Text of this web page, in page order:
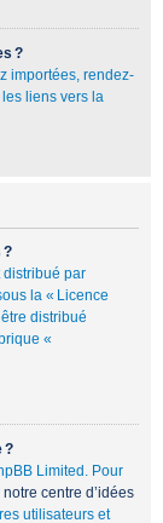
?
importées, rendez-
liens vers la
?
distribué par
la « Licence
distribué
«
?
Limited. Pour
notre centre d’idées
utilisateurs et